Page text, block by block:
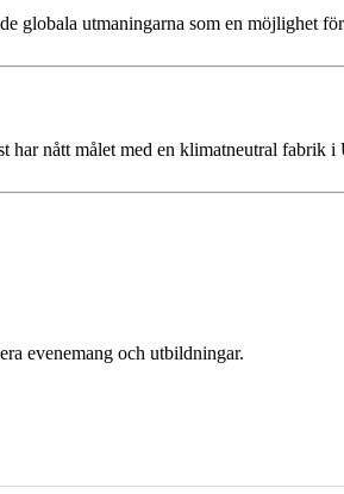
globala utmaningarna som en möjlighet
nått målet med en klimatneutral fabrik
evenemang och utbildningar.